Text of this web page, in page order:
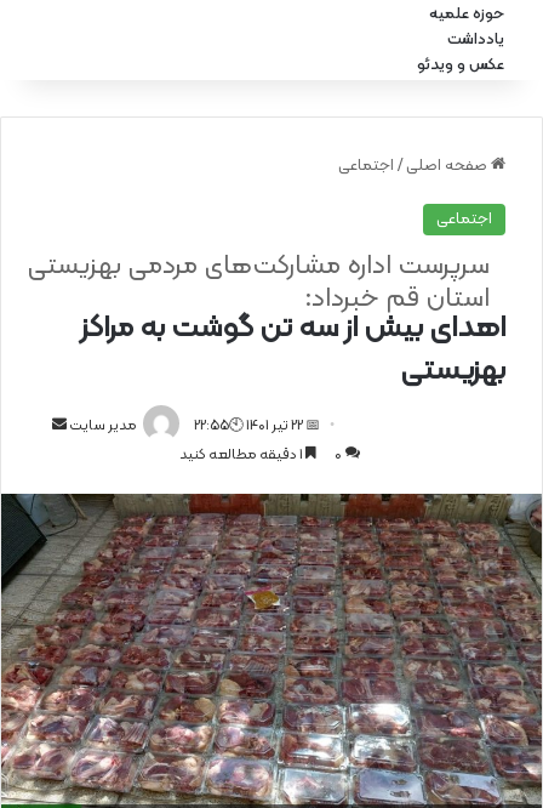
حوزه علمیه
یادداشت
عکس و ویدئو
صفحه اصلی / اجتماعی
اجتماعی
اهدای بیش از سه تن گوشت به مراکز
بهزیستی
سرپرست اداره مشارکت‌های مردمی بهزیستی
استان قم خبرداد:
مدیر سایت
ا
ل
ا
ی
م
ی
ل
📅 22 تیر 1401 🕙22:55
0